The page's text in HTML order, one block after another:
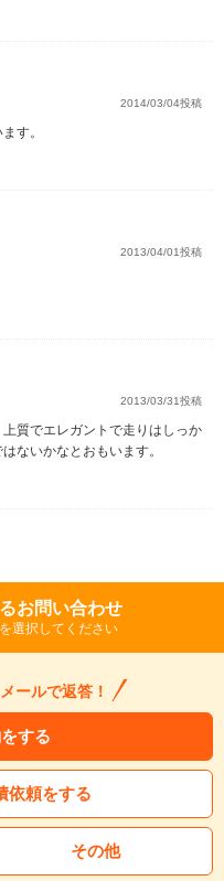
2014/03/04投稿
す。
2013/04/01投稿
2013/03/31投稿
質でエレガントで走りはしっか
ないかなとおもいます。
お問い合わせ
選択してください
ールで返答！
する
依頼をする
その他